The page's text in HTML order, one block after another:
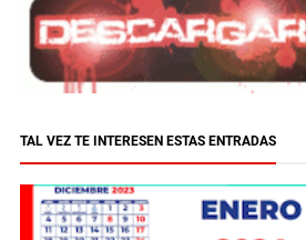
TAL VEZ TE INTERESEN ESTAS ENTRADAS